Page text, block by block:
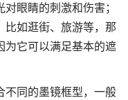
眼睛的刺激和伤害；
比如逛街、旅游等，那
为它可以满足基本的遮
不同的墨镜框型，一般